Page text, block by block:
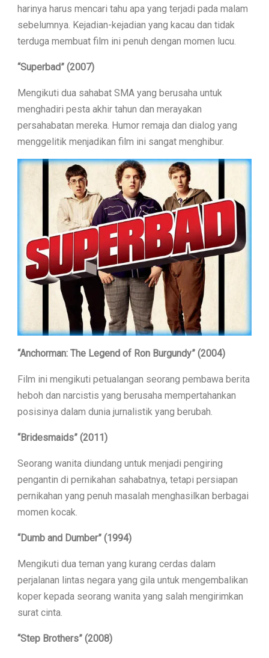
harinya harus mencari tahu apa yang terjadi pada malam
sebelumnya. Kejadian-kejadian yang kacau dan tidak
terduga membuat film ini penuh dengan momen lucu.
“Superbad” (2007)
Mengikuti dua sahabat SMA yang berusaha untuk
menghadiri pesta akhir tahun dan merayakan
persahabatan mereka. Humor remaja dan dialog yang
menggelitik menjadikan film ini sangat menghibur.
“Anchorman: The Legend of Ron Burgundy” (2004)
Film ini mengikuti petualangan seorang pembawa berita
heboh dan narcistis yang berusaha mempertahankan
posisinya dalam dunia jurnalistik yang berubah.
“Bridesmaids” (2011)
Seorang wanita diundang untuk menjadi pengiring
pengantin di pernikahan sahabatnya, tetapi persiapan
pernikahan yang penuh masalah menghasilkan berbagai
momen kocak.
“Dumb and Dumber” (1994)
Mengikuti dua teman yang kurang cerdas dalam
perjalanan lintas negara yang gila untuk mengembalikan
koper kepada seorang wanita yang salah mengirimkan
surat cinta.
“Step Brothers” (2008)